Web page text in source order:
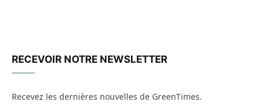
RECEVOIR NOTRE NEWSLETTER
Recevez les dernières nouvelles de GreenTimes.